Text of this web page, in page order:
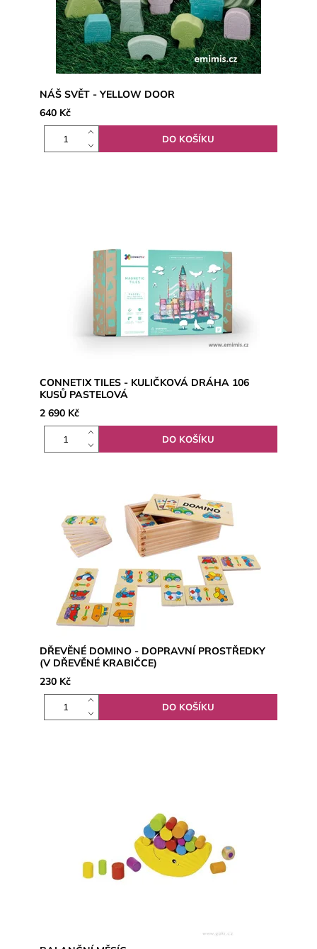
NÁŠ SVĚT - YELLOW DOOR
640 Kč
CONNETIX TILES - KULIČKOVÁ DRÁHA 106
KUSŮ PASTELOVÁ
2 690 Kč
DŘEVĚNÉ DOMINO - DOPRAVNÍ PROSTŘEDKY
(V DŘEVĚNÉ KRABIČCE)
230 Kč